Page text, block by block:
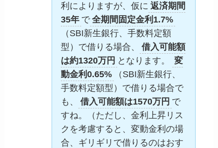
利によりますが、仮に 返済期間
35年 で 全期間固定金利1.7%
（SBI新生銀行、手数料定額
型）で借りる場合、
借入可能額
は約1320万円 となります。
変
動金利0.65%
（SBI新生銀行、
手数料定額型）で借りる場合で
も、
借入可能額は1570万円 で
すね。（ただし、金利上昇リス
クを考慮すると、変動金利の場
合、ギリギリで借りるのはおす